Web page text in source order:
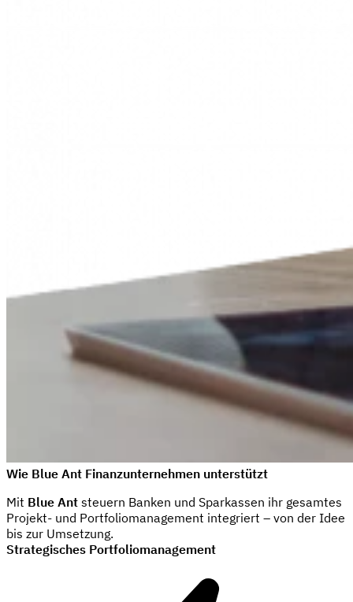
Wie Blue Ant Finanzunternehmen unterstützt
Mit Blue Ant steuern Banken und Sparkassen ihr gesamtes
Projekt- und Portfoliomanagement integriert – von der Idee
bis zur Umsetzung.
Strategisches Portfoliomanagement